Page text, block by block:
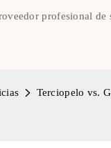
profesional
Terciopelo vs.